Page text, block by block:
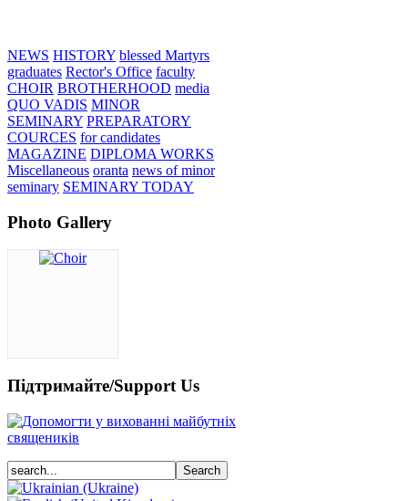
NEWS HISTORY blessed Martyrs
graduates Rector's Office faculty
CHOIR BROTHERHOOD media
QUO VADIS MINOR
SEMINARY PREPARATORY
COURCES for candidates
MAGAZINE DIPLOMA WORKS
Miscellaneous oranta news of minor
seminary SEMINARY TODAY
Photo Gallery
Підтримайте/Support Us